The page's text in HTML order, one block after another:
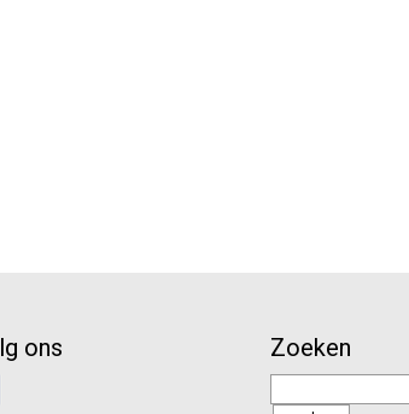
ons Zoeken